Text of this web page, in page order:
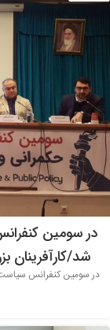
در سومین
شد/کارآفرینان
در سومین کنفرانس